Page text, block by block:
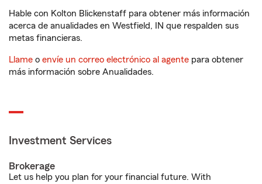
Hable con Kolton Blickenstaff para obtener más información
acerca de anualidades en Westfield, IN que respalden sus
metas financieras.
Llame o envíe un correo electrónico al agente para obtener
más información sobre Anualidades.
Investment Services
Brokerage
Let us help you plan for your financial future. With